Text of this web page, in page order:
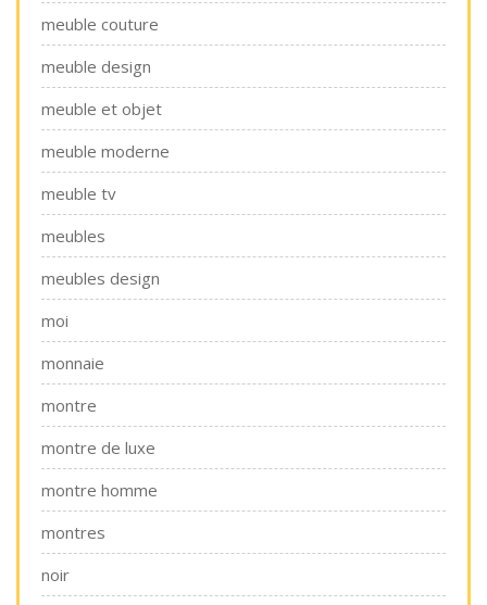
meuble couture
meuble design
meuble et objet
meuble moderne
meuble tv
meubles
meubles design
moi
monnaie
montre
montre de luxe
montre homme
montres
noir